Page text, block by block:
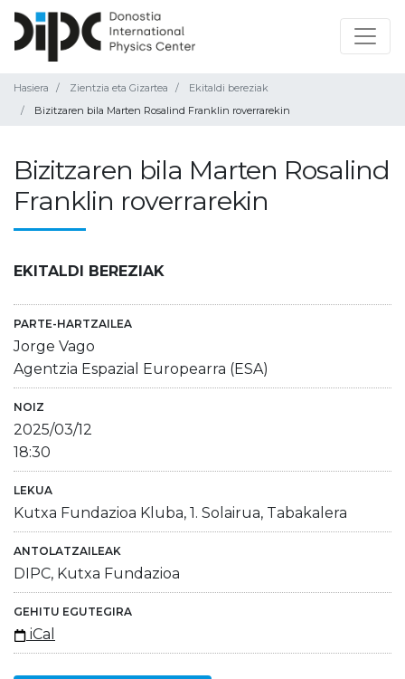
Hasiera Zientzia eta Gizartea
Ekitaldi bereziak
Bizitzaren bila Marten Rosalind Franklin roverrarekin
Bizitzaren bila Marten Rosalind
Franklin roverrarekin
EKITALDI BEREZIAK
PARTE-HARTZAILEA
Jorge Vago
Agentzia Espazial Europearra (ESA)
NOIZ
2025/03/12
18:30
LEKUA
Kutxa Fundazioa Kluba, 1. Solairua, Tabakalera
ANTOLATZAILEAK
DIPC, Kutxa Fundazioa
GEHITU EGUTEGIRA
iCal